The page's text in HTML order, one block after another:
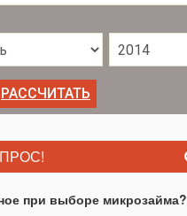
при выборе микрозайма?